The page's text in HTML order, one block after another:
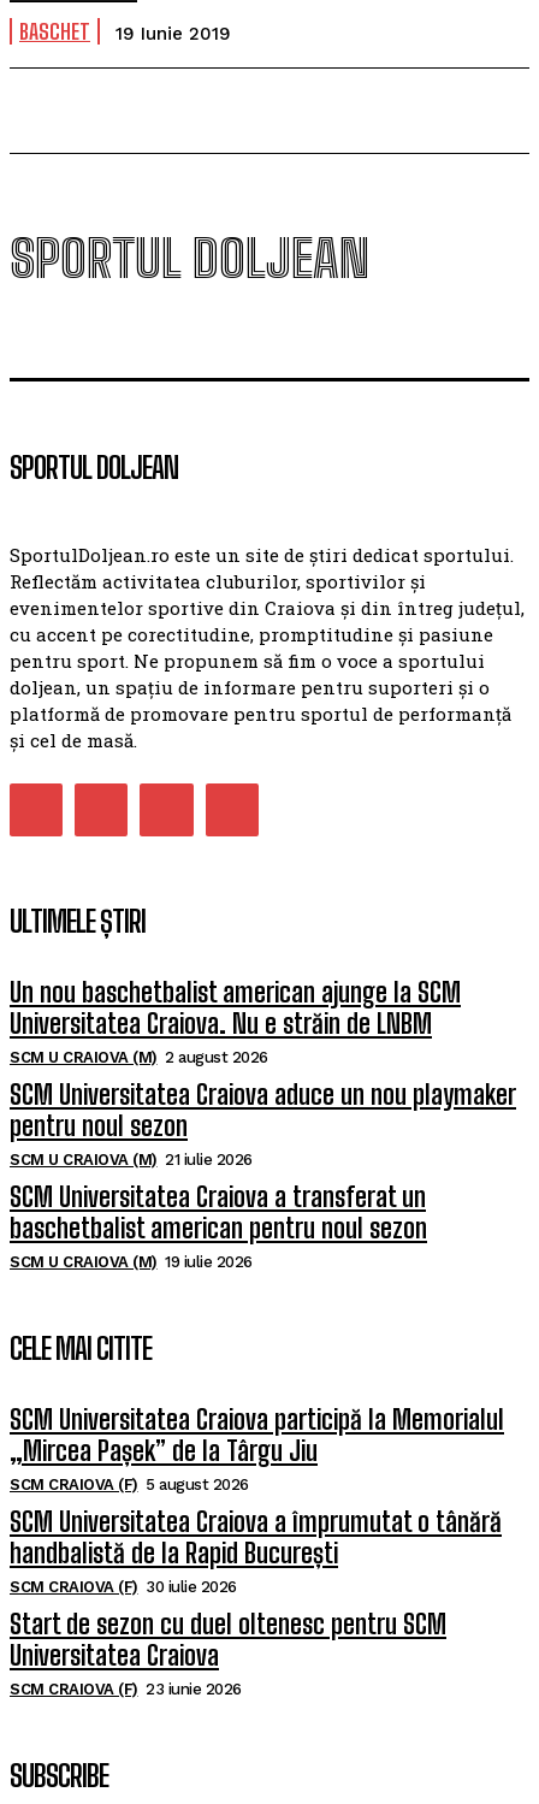
BASCHET 19 Iunie 2019
SPORTUL DOLJEAN
SPORTUL DOLJEAN
SportulDoljean.ro este un site de știri dedicat sportului.
Reflectăm activitatea cluburilor, sportivilor și
evenimentelor sportive din Craiova și din întreg județul,
cu accent pe corectitudine, promptitudine și pasiune
pentru sport. Ne propunem să fim o voce a sportului
doljean, un spațiu de informare pentru suporteri și o
platformă de promovare pentru sportul de performanță
și cel de masă.
ULTIMELE ȘTIRI
Un nou baschetbalist american ajunge la SCM
Universitatea Craiova. Nu e străin de LNBM
SCM U CRAIOVA (M) 2 august 2026
SCM Universitatea Craiova aduce un nou playmaker
pentru noul sezon
SCM U CRAIOVA (M) 21 iulie 2026
SCM Universitatea Craiova a transferat un
baschetbalist american pentru noul sezon
SCM U CRAIOVA (M) 19 iulie 2026
CELE MAI CITITE
SCM Universitatea Craiova participă la Memorialul
„Mircea Pașek” de la Târgu Jiu
SCM CRAIOVA (F) 5 august 2026
SCM Universitatea Craiova a împrumutat o tânără
handbalistă de la Rapid București
SCM CRAIOVA (F) 30 iulie 2026
Start de sezon cu duel oltenesc pentru SCM
Universitatea Craiova
SCM CRAIOVA (F) 23 iunie 2026
SUBSCRIBE